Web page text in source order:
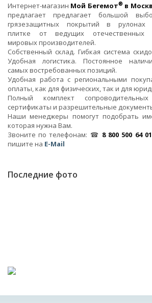
Интернет-магазин Мой Бегемот®в
предлагает предлагает большой
грязезащитных покрытий в рулонах
плитке от ведущих отечественных
мировых производителей.
Собственный склад. Гибкая система
Удобная логистика. Постоянное
самых востребованных позиций.
Удобная работа с региональными
оплаты, как для физических, так и для
Полный комплект
сертификаты и разрешительные
Наши менеджеры помогут подобрать
которая нужна Вам.
Звоните по телефонам: ☎ 8 800 500 64
пишите на E-Mail
Последние фото